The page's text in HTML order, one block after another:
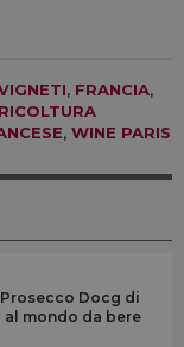
, FRANCIA,
, WINE PARIS
Prosecco Docg di
mondo da bere